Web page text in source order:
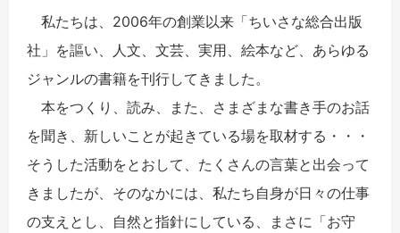
私たちは、2006年の創業以来「ちいさな総合出版
社」を謳い、人文、文芸、実用、絵本など、あらゆる
ジャンルの書籍を刊行してきました。
本をつくり、読み、また、さまざまな書き手のお話
を聞き、新しいことが起きている場を取材する・・・
そうした活動をとおして、たくさんの言葉と出会って
きましたが、そのなかには、私たち自身が日々の仕事
の支えとし、自然と指針にしている、まさに「お守